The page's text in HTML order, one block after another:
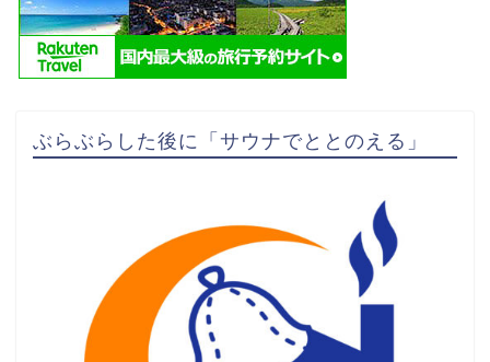
ぶらぶらした後に「サウナでととのえる」